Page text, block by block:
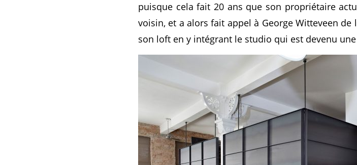
puisque cela fait 20 ans que son propriétaire
voisin, et a alors fait appel à George Witteveen de
son loft en y intégrant le studio qui est devenu